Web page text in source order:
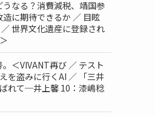
うなる？消費減税、靖国参
に期待できるか ／ 目眩
世界文化遺産に登録され
＜VIVANT再び ／ テスト
を盗みに行くAI ／ 「三井
れて─井上馨 10：漆嶋稔